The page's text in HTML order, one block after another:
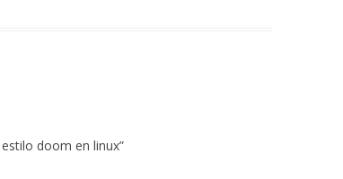
doom en linux”